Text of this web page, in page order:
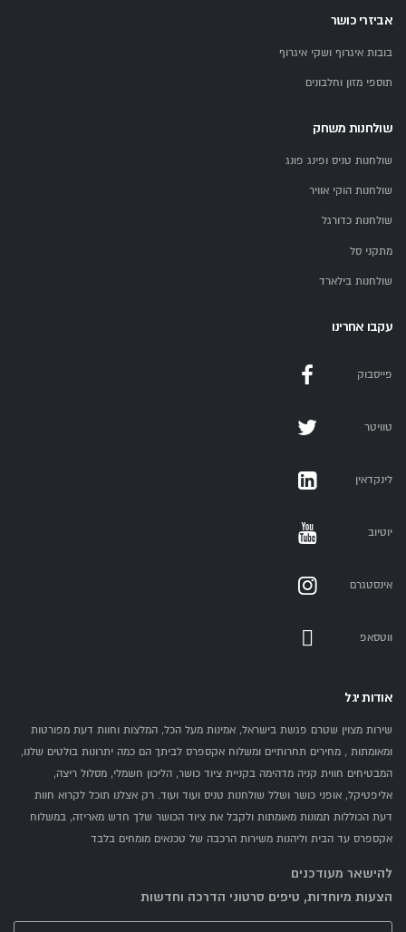
אביזרי כושר
בובות איגרוף ושקי איגרוף
תוספי מזון וחלבונים
שולחנות משחק
שולחנות טניס ופינג פונג
שולחנות הוקי אוויר
שולחנות כדורגל
מתקני סל
שולחנות בילארד
עקבו אחרינו
פייסבוק
טוויטר
לינקדאין
יוטיוב
אינסטגרם
ווטסאפ
אודות יגל
שירות מצוין שטרם פגשת בישראל, אמינות מעל הכל, המלצות וחוות דעת מפורטות
ומאומתות , מחירים תחרותיים ומשלוח אקספרס לביתך הם כמה יתרונות בולטים שלנו,
המבטיחים חווית קניה מדהימה בקניית ציוד כושר, הליכון חשמלי, מסלול ריצה,
אליפטיקל, אופני כושר ושלל שולחנות טניס ועוד ועוד. רק אצלנו תוכל לקרוא חוות
דעת הכוללות תמונות מאומתות ולקבל את ציוד הכושר שלך חדש מאריזה, במשלוח
אקספרס עד הבית וליהנות משירות הרכבה של טכנאים מומחים בלבד
להישאר מעודכנים
הצעות מיוחדות, טיפים סרטוני הדרכה וחדשות